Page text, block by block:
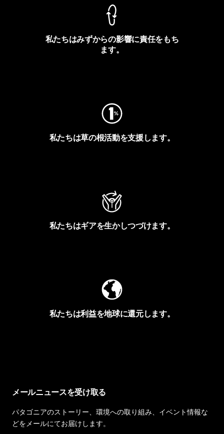
私たちはみずからの影響に責任をもち
ます。
私たちは草の根活動を支援します。
私たちはギアを生かしつづけます。
私たちは利益を地球に還元します。
メールニュースを受け取る
パタゴニアのストーリー、環境への取り組み、イベント情報な
どをメールにてお届けします。